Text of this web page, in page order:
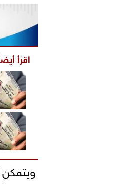
اقرأ